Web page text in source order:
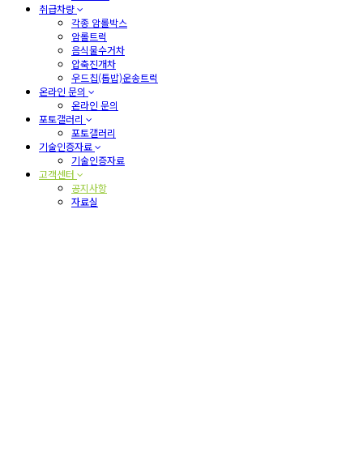
취급차량
각종 암롤박스
암롤트럭
음식물수거차
압축진개차
우드칩(톱밥)운송트럭
온라인 문의
온라인 문의
포토갤러리
포토갤러리
기술인증자료
기술인증자료
고객센터
공지사항
자료실